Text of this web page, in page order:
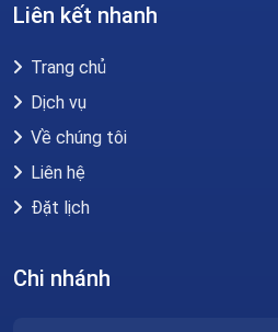
Liên kết nhanh
Trang chủ
Dịch vụ
Về chúng tôi
Liên hệ
Đặt lịch
Chi nhánh